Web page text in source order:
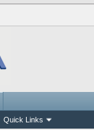
Quick Links